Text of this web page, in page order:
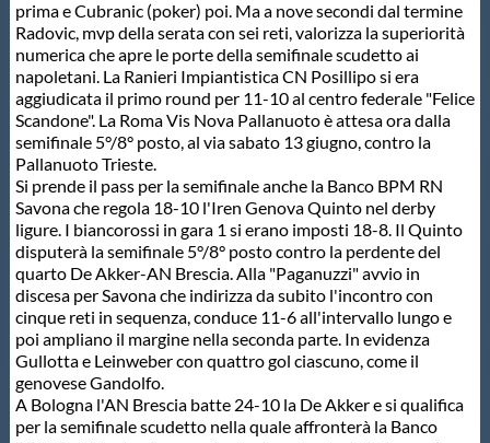
Archivio News
Flash News
Galleria fotografica
Videogallery
Intranet
Webmail
prima e Cubranic (poker) poi. Ma a nove secondi dal termine
Radovic, mvp della serata con sei reti, valorizza la superiorità
numerica che apre le porte della semifinale scudetto ai
napoletani. La Ranieri Impiantistica CN Posillipo si era
aggiudicata il primo round per 11-10 al centro federale "Felice
Scandone". La Roma Vis Nova Pallanuoto è attesa ora dalla
semifinale 5°/8° posto, al via sabato 13 giugno, contro la
Pallanuoto Trieste.
Si prende il pass per la semifinale anche la Banco BPM RN
Savona che regola 18-10 l'Iren Genova Quinto nel derby
ligure. I biancorossi in gara 1 si erano imposti 18-8. Il Quinto
disputerà la semifinale 5°/8° posto contro la perdente del
quarto De Akker-AN Brescia. Alla "Paganuzzi" avvio in
discesa per Savona che indirizza da subito l'incontro con
cinque reti in sequenza, conduce 11-6 all'intervallo lungo e
poi ampliano il margine nella seconda parte. In evidenza
Gullotta e Leinweber con quattro gol ciascuno, come il
genovese Gandolfo.
A Bologna l'AN Brescia batte 24-10 la De Akker e si qualifica
per la semifinale scudetto nella quale affronterà la Banco